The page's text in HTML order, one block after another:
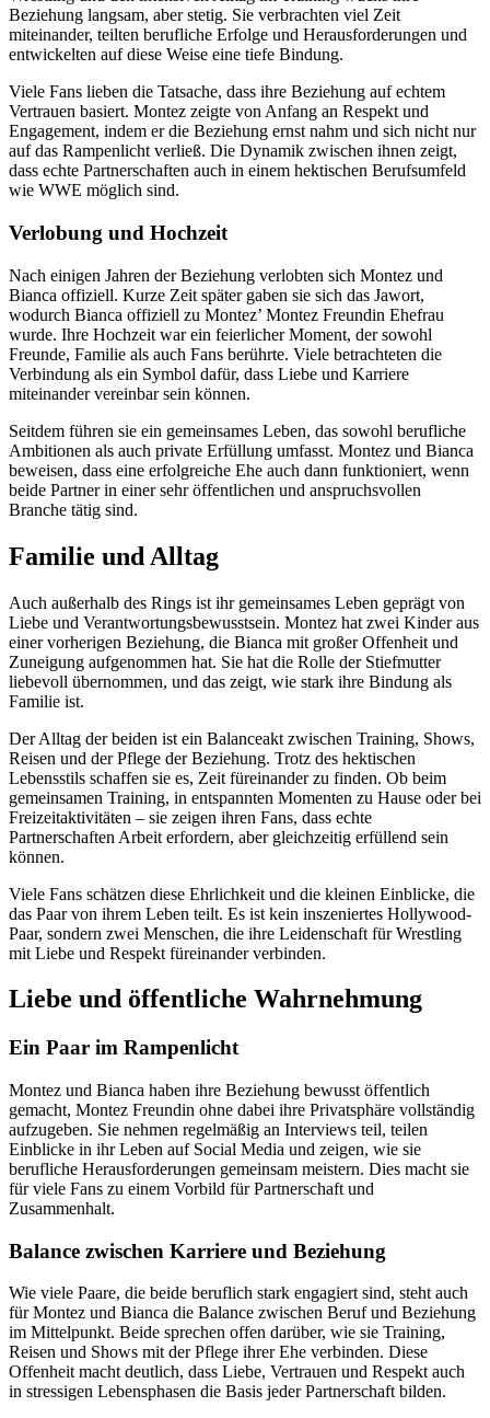
Beziehung langsam, aber stetig. Sie verbrachten viel Zeit
miteinander, teilten berufliche Erfolge und Herausforderungen und
entwickelten auf diese Weise eine tiefe Bindung.
Viele Fans lieben die Tatsache, dass ihre Beziehung auf echtem
Vertrauen basiert. Montez zeigte von Anfang an Respekt und
Engagement, indem er die Beziehung ernst nahm und sich nicht nur
auf das Rampenlicht verließ. Die Dynamik zwischen ihnen zeigt,
dass echte Partnerschaften auch in einem hektischen Berufsumfeld
wie WWE möglich sind.
Verlobung und Hochzeit
Nach einigen Jahren der Beziehung verlobten sich Montez und
Bianca offiziell. Kurze Zeit später gaben sie sich das Jawort,
wodurch Bianca offiziell zu Montez’ Montez Freundin Ehefrau
wurde. Ihre Hochzeit war ein feierlicher Moment, der sowohl
Freunde, Familie als auch Fans berührte. Viele betrachteten die
Verbindung als ein Symbol dafür, dass Liebe und Karriere
miteinander vereinbar sein können.
Seitdem führen sie ein gemeinsames Leben, das sowohl berufliche
Ambitionen als auch private Erfüllung umfasst. Montez und Bianca
beweisen, dass eine erfolgreiche Ehe auch dann funktioniert, wenn
beide Partner in einer sehr öffentlichen und anspruchsvollen
Branche tätig sind.
Familie und Alltag
Auch außerhalb des Rings ist ihr gemeinsames Leben geprägt von
Liebe und Verantwortungsbewusstsein. Montez hat zwei Kinder aus
einer vorherigen Beziehung, die Bianca mit großer Offenheit und
Zuneigung aufgenommen hat. Sie hat die Rolle der Stiefmutter
liebevoll übernommen, und das zeigt, wie stark ihre Bindung als
Familie ist.
Der Alltag der beiden ist ein Balanceakt zwischen Training, Shows,
Reisen und der Pflege der Beziehung. Trotz des hektischen
Lebensstils schaffen sie es, Zeit füreinander zu finden. Ob beim
gemeinsamen Training, in entspannten Momenten zu Hause oder bei
Freizeitaktivitäten – sie zeigen ihren Fans, dass echte
Partnerschaften Arbeit erfordern, aber gleichzeitig erfüllend sein
können.
Viele Fans schätzen diese Ehrlichkeit und die kleinen Einblicke, die
das Paar von ihrem Leben teilt. Es ist kein inszeniertes Hollywood-
Paar, sondern zwei Menschen, die ihre Leidenschaft für Wrestling
mit Liebe und Respekt füreinander verbinden.
Liebe und öffentliche Wahrnehmung
Ein Paar im Rampenlicht
Montez und Bianca haben ihre Beziehung bewusst öffentlich
gemacht, Montez Freundin ohne dabei ihre Privatsphäre vollständig
aufzugeben. Sie nehmen regelmäßig an Interviews teil, teilen
Einblicke in ihr Leben auf Social Media und zeigen, wie sie
berufliche Herausforderungen gemeinsam meistern. Dies macht sie
für viele Fans zu einem Vorbild für Partnerschaft und
Zusammenhalt.
Balance zwischen Karriere und Beziehung
Wie viele Paare, die beide beruflich stark engagiert sind, steht auch
für Montez und Bianca die Balance zwischen Beruf und Beziehung
im Mittelpunkt. Beide sprechen offen darüber, wie sie Training,
Reisen und Shows mit der Pflege ihrer Ehe verbinden. Diese
Offenheit macht deutlich, dass Liebe, Vertrauen und Respekt auch
in stressigen Lebensphasen die Basis jeder Partnerschaft bilden.